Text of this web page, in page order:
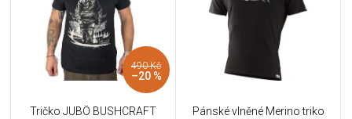
490 Kč
–20 %
Tričko JUBÖ BUSHCRAFT
Pánské vlněné Merino triko